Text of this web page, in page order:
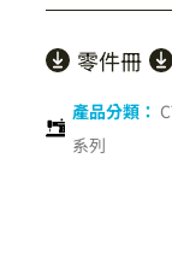
零件冊
產品分類：
系列